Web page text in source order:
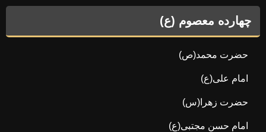
چهارده معصوم (ع)
حضرت محمد(ص)
امام علی(ع)
حضرت زهرا(س)
امام حسن مجتبی(ع)